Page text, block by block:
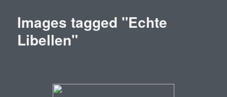
Images tagged "Echte
Libellen"